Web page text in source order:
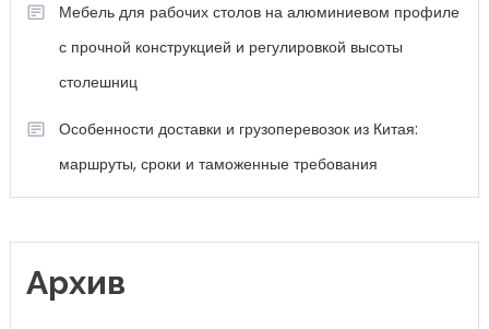
Мебель для рабочих столов на алюминиевом профиле
с прочной конструкцией и регулировкой высоты
столешниц
Особенности доставки и грузоперевозок из Китая:
маршруты, сроки и таможенные требования
Архив